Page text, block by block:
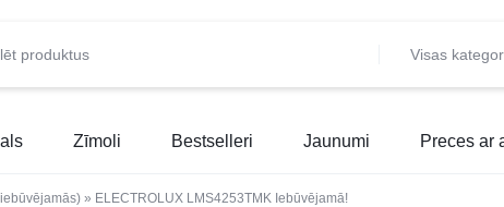
Visas
Zīmoli Bestselleri Jaunumi Preces ar
» ELECTROLUX LMS4253TMK Iebūvējamā!